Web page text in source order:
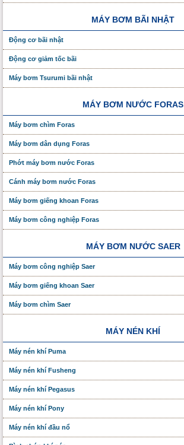
MÁY BƠM BÃI NHẬT
Động cơ bãi nhật
Động cơ giảm tốc bãi
Máy bơm Tsurumi bãi nhật
MÁY BƠM NƯỚC FORAS
Máy bơm chìm Foras
Máy bơm dân dụng Foras
Phớt máy bơm nước Foras
Cánh máy bơm nước Foras
Máy bơm giếng khoan Foras
Máy bơm công nghiệp Foras
MÁY BƠM NƯỚC SAER
Máy bơm công nghiệp Saer
Máy bơm giếng khoan Saer
Máy bơm chìm Saer
MÁY NÉN KHÍ
Máy nén khí Puma
Máy nén khí Fusheng
Máy nén khí Pegasus
Máy nén khí Pony
Máy nén khí đầu nổ